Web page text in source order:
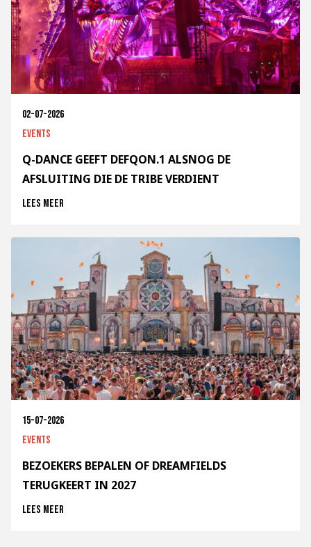
02-07-2026
Events
Q-DANCE GEEFT DEFQON.1 ALSNOG DE
AFSLUITING DIE DE TRIBE VERDIENT
Lees meer
15-07-2026
Events
BEZOEKERS BEPALEN OF DREAMFIELDS
TERUGKEERT IN 2027
Lees meer